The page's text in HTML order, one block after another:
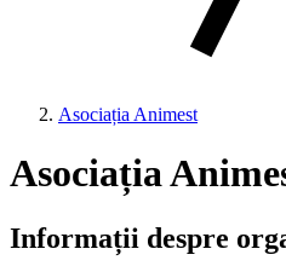
Asociația Animest
Asociația
Informații despre